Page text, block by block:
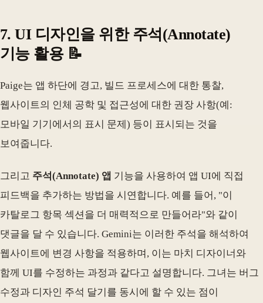
7. UI 디자인을 위한 주석(Annotate)
기능 활용 📝
Paige는 앱 하단에 경고, 빌드 프로세스에 대한 통찰,
웹사이트의 인체 공학 및 접근성에 대한 권장 사항(예:
모바일 기기에서의 표시 문제) 등이 표시되는 것을
보여줍니다.
그리고 주석(Annotate) 앱 기능을 사용하여 앱 UI에 직접
피드백을 추가하는 방법을 시연합니다. 예를 들어, "이
카탈로그 항목 섹션을 더 매력적으로 만들어라"와 같이
댓글을 달 수 있습니다. Gemini는 이러한 주석을 해석하여
웹사이트에 변경 사항을 적용하며, 이는 마치 디자이너와
함께 UI를 수정하는 과정과 같다고 설명합니다. 그녀는 버그
수정과 디자인 주석 달기를 동시에 할 수 있는 점이